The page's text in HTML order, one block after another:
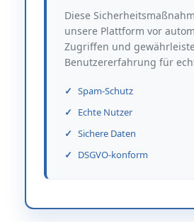
Diese
unsere Plattform vor
Zugriffen und
Benutzererfahrung für
Spam-Schutz
Echte Nutzer
Sichere Daten
DSGVO-konform